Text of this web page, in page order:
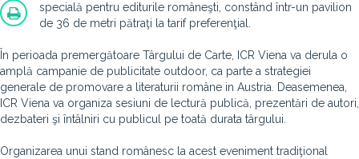
specială pentru editurile româneşti, constând într-un pavilion
de 36 de metri pătraţi la tarif preferenţial.
În perioada premergătoare Târgului de Carte, ICR Viena va derula o
amplă campanie de publicitate outdoor, ca parte a strategiei
generale de promovare a literaturii române in Austria. Deasemenea,
ICR Viena va organiza sesiuni de lectură publică, prezentări de autori,
dezbateri şi întâlniri cu publicul pe toată durata târgului.
Organizarea unui stand românesc la acest eveniment tradiţional